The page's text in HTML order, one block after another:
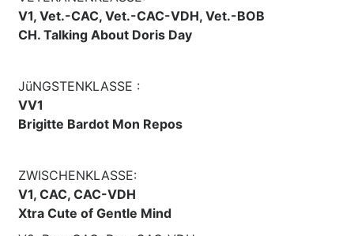
V1, Vet.-CAC, Vet.-CAC-VDH, Vet.-BOB
CH. Talking About Doris Day
JüNGSTENKLASSE :
VV1
Brigitte Bardot Mon Repos
ZWISCHENKLASSE:
V1, CAC, CAC-VDH
Xtra Cute of Gentle Mind